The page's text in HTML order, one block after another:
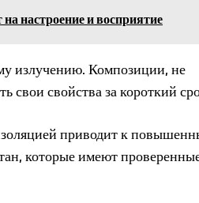
настроение и восприятие
излучению. Композиции, не
свои свойства за короткий
приводит к
которые имеют